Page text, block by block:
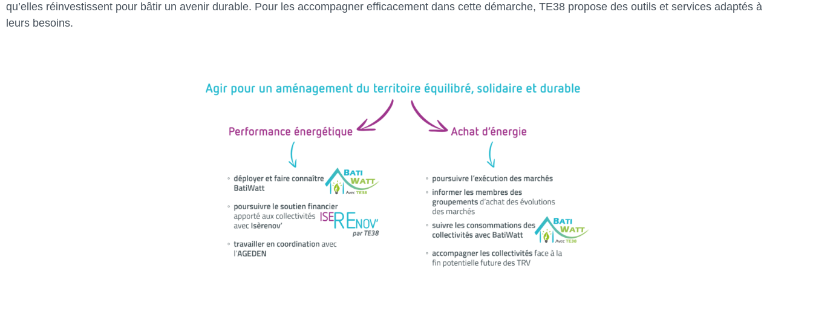
qu’elles réinvestissent pour bâtir un avenir durable. Pour les accompagner efficacement dans cette démarche, TE38 propose des outils et services adaptés à
leurs besoins.